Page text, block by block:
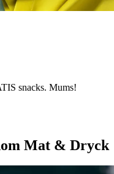
snacks. Mums!
Mat & Dryck